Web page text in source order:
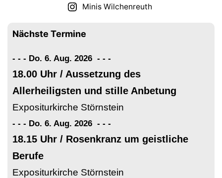
Minis Wilchenreuth
Nächste Termine
- - - Do. 6. Aug. 2026 - - -
18.00 Uhr / Aussetzung des
Allerheiligsten und stille Anbetung
Expositurkirche Störnstein
- - - Do. 6. Aug. 2026 - - -
18.15 Uhr / Rosenkranz um geistliche
Berufe
Expositurkirche Störnstein